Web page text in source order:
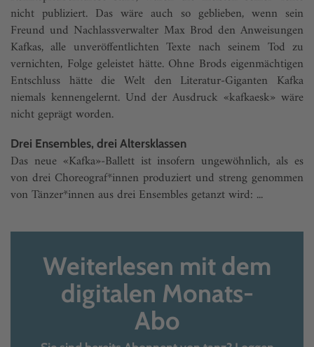
nicht publiziert. Das wäre auch so geblieben, wenn sein
Freund und Nachlassverwalter Max Brod den Anweisungen
Kafkas, alle unveröffentlichten Texte nach seinem Tod zu
vernichten, Folge geleistet hätte. Ohne Brods eigenmächtigen
Entschluss hätte die Welt den Literatur-Giganten Kafka
niemals kennengelernt. Und der Ausdruck «kafkaesk» wäre
nicht geprägt worden.
Drei Ensembles, drei Altersklassen
Das neue «Kafka»-Ballett ist insofern ungewöhnlich, als es
von drei Choreograf*innen produziert und streng genommen
von Tänzer*innen aus drei Ensembles getanzt wird: ...
Weiterlesen mit dem
digitalen Monats-
Abo